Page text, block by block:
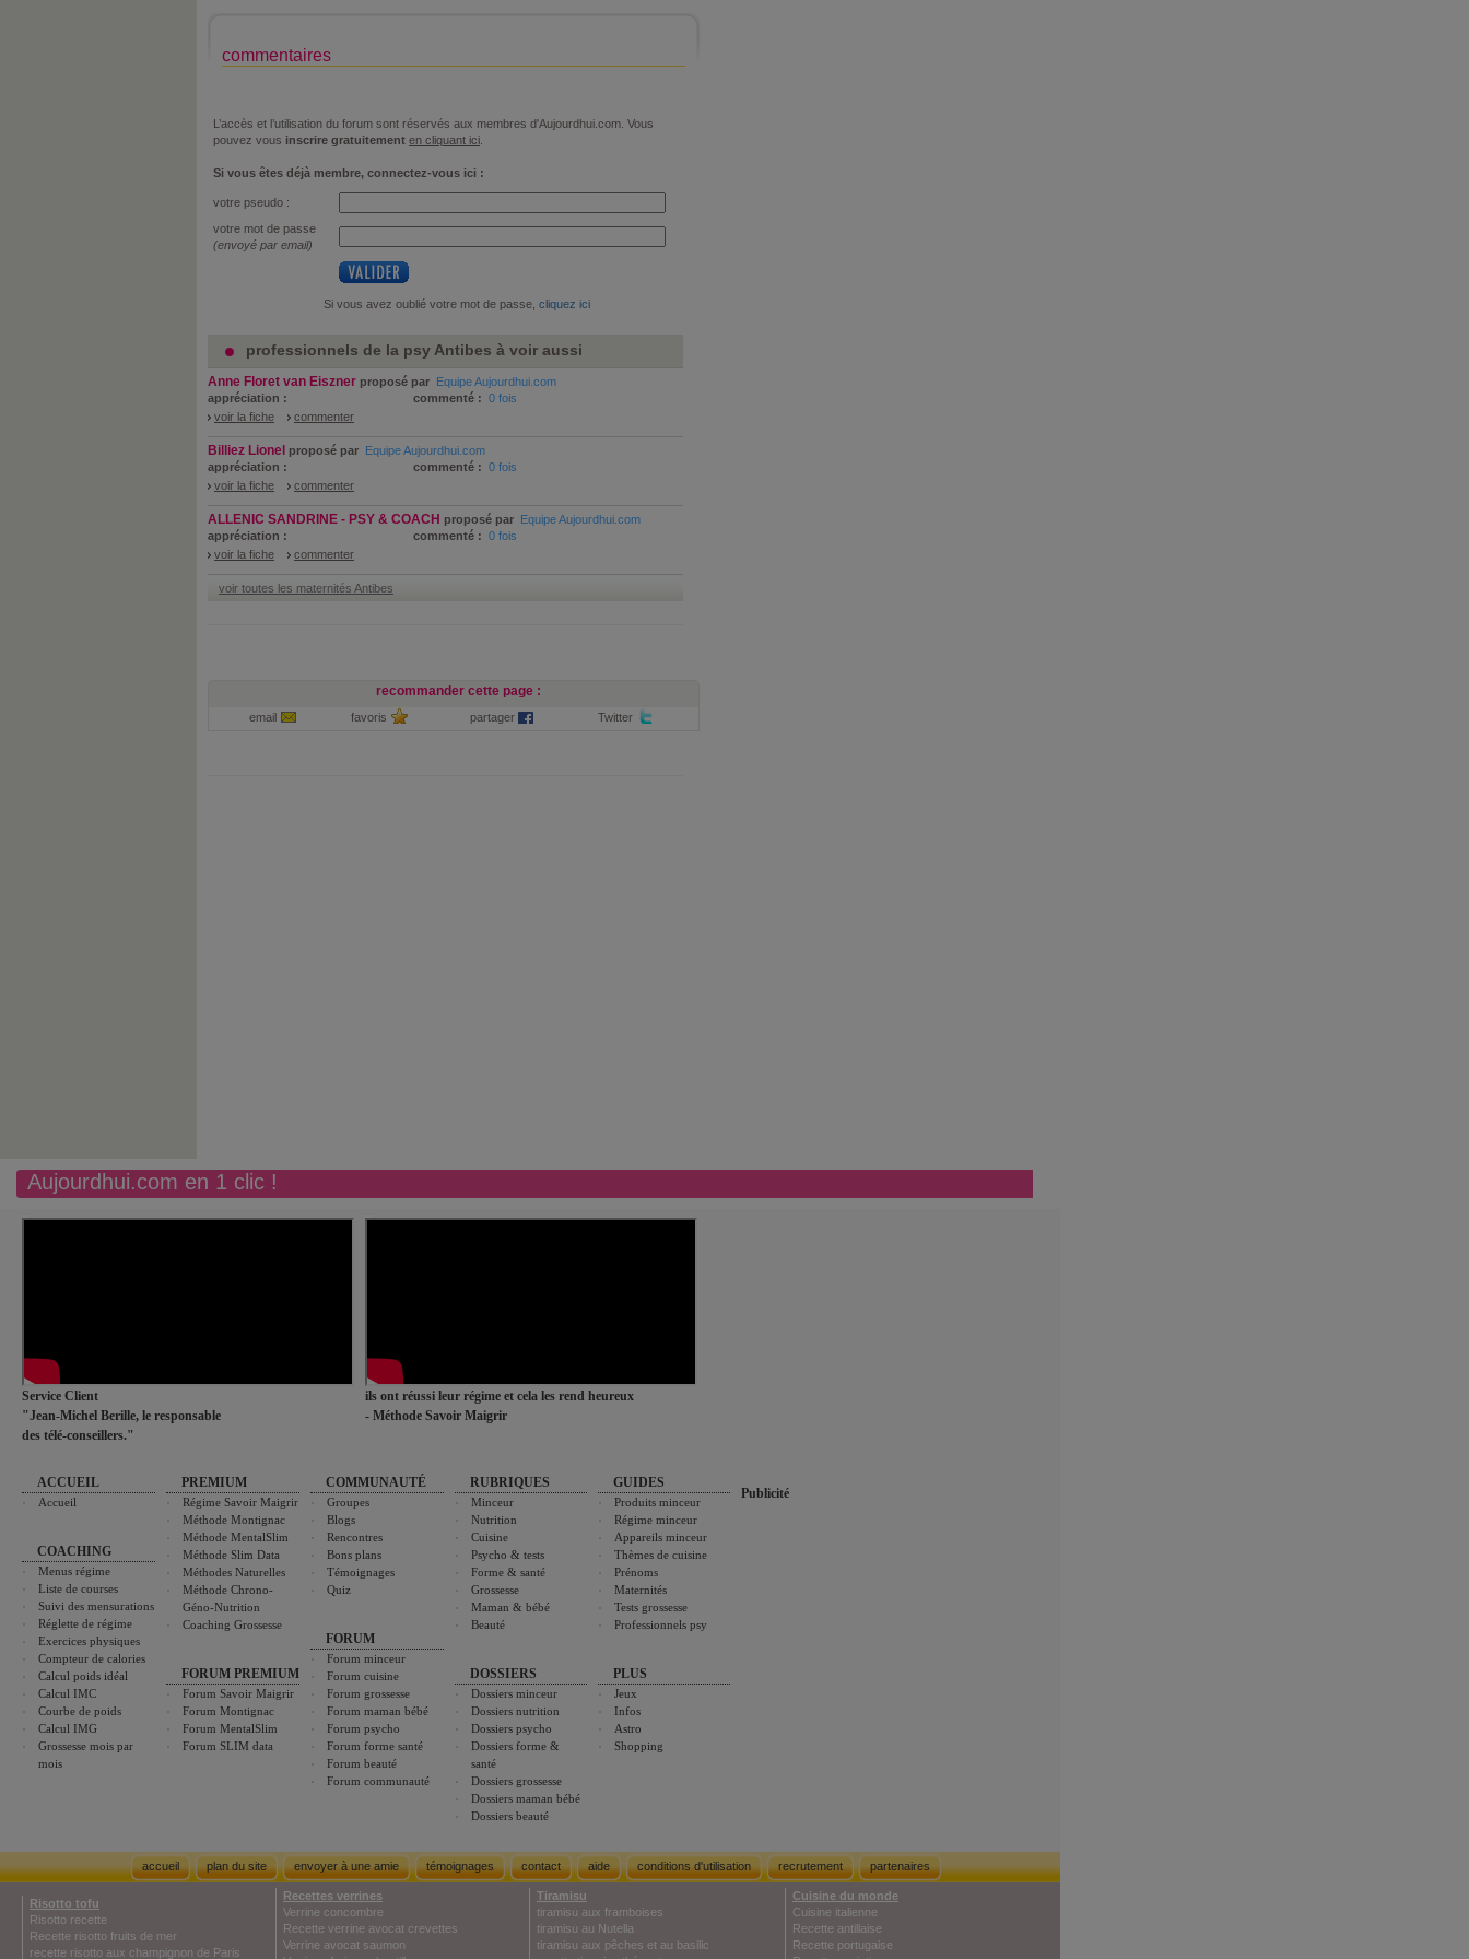
commentaires
L’accès et l’utilisation du forum sont réservés aux membres d'Aujourdhui.com. Vous
pouvez vous inscrire gratuitement en cliquant ici
Si vous êtes déjà membre, connectez-vous ici :
votre pseudo :
votre mot de passe
(envoyé par email)
Si vous avez oublié votre mot de passe, cliquez ici
professionnels de la psy Antibes à voir aussi
Anne Floret van Eiszner proposé par Equipe Aujourdhui.com
appréciation :
commenté : 0 fois
voir la fiche
commenter
Billiez Lionel proposé par Equipe Aujourdhui.com
appréciation :
commenté : 0 fois
voir la fiche
commenter
ALLENIC SANDRINE - PSY & COACH proposé par Equipe Aujourdhui.com
appréciation :
commenté : 0 fois
voir la fiche
commenter
voir toutes les maternités Antibes
recommander cette page :
email favoris partager Twitter
Aujourdhui.com en 1 clic !
Service Client
"Jean-Michel Berille, le responsable
des télé-conseillers."
ils ont réussi leur régime et cela les rend heureux
- Méthode Savoir Maigrir
ACCUEIL
Accueil
COACHING
Menus régime
Liste de courses
Suivi des mensurations
Réglette de régime
Exercices physiques
Compteur de calories
Calcul poids idéal
Calcul IMC
Courbe de poids
Calcul IMG
Grossesse mois par
mois
PREMIUM
Régime Savoir Maigrir
Méthode Montignac
Méthode MentalSlim
Méthode Slim Data
Méthodes Naturelles
Méthode Chrono-
Géno-Nutrition
Coaching Grossesse
FORUM PREMIUM
Forum Savoir Maigrir
Forum Montignac
Forum MentalSlim
Forum SLIM data
COMMUNAUTÉ
Groupes
Blogs
Rencontres
Bons plans
Témoignages
Quiz
FORUM
Forum minceur
Forum cuisine
Forum grossesse
Forum maman bébé
Forum psycho
Forum forme santé
Forum beauté
Forum communauté
RUBRIQUES
Minceur
Nutrition
Cuisine
Psycho & tests
Forme & santé
Grossesse
Maman & bébé
Beauté
DOSSIERS
Dossiers minceur
Dossiers nutrition
Dossiers psycho
Dossiers forme &
santé
Dossiers grossesse
Dossiers maman bébé
Dossiers beauté
GUIDES
Produits minceur
Régime minceur
Appareils minceur
Thèmes de cuisine
Prénoms
Maternités
Tests grossesse
Professionnels psy
PLUS
Jeux
Infos
Astro
Shopping
Publicité
accueil plan du site envoyer à une amie témoignages contact aide conditions d'utilisation recrutement partenaires
Risotto tofu
Risotto recette
Recette risotto fruits de mer
recette risotto aux champignon de Paris
Recettes verrines
Verrine concombre
Recette verrine avocat crevettes
Verrine avocat saumon
Tiramisu
tiramisu aux framboises
tiramisu au Nutella
tiramisu aux pêches et au basilic
Cuisine du monde
Cuisine italienne
Recette antillaise
Recette portugaise